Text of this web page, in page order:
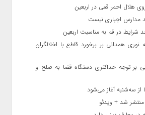
مدارس اجباری نیست
نوری همدانی بر برخورد قاطع با اخلالگران
بر توجه حداکثری دستگاه قضا به صلح و
سه‌شنبه آغاز می‌شود
منتشر شد + ویدئو